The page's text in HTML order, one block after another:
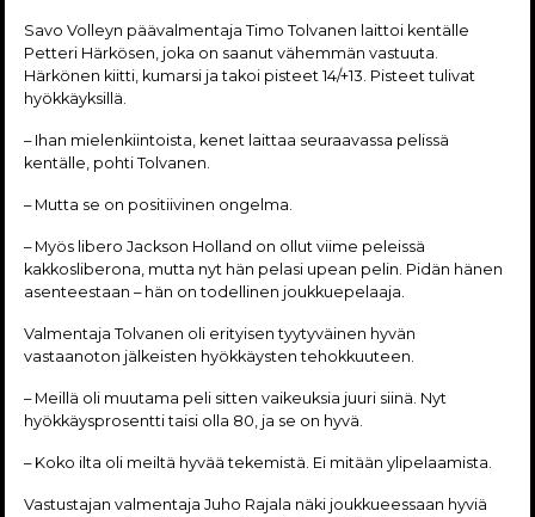
Savo Volleyn päävalmentaja Timo Tolvanen laittoi kentälle
Petteri Härkösen, joka on saanut vähemmän vastuuta.
Härkönen kiitti, kumarsi ja takoi pisteet 14/+13. Pisteet tulivat
hyökkäyksillä.
– Ihan mielenkiintoista, kenet laittaa seuraavassa pelissä
kentälle, pohti Tolvanen.
– Mutta se on positiivinen ongelma.
– Myös libero Jackson Holland on ollut viime peleissä
kakkosliberona, mutta nyt hän pelasi upean pelin. Pidän hänen
asenteestaan – hän on todellinen joukkuepelaaja.
Valmentaja Tolvanen oli erityisen tyytyväinen hyvän
vastaanoton jälkeisten hyökkäysten tehokkuuteen.
– Meillä oli muutama peli sitten vaikeuksia juuri siinä. Nyt
hyökkäysprosentti taisi olla 80, ja se on hyvä.
– Koko ilta oli meiltä hyvää tekemistä. Ei mitään ylipelaamista.
Vastustajan valmentaja Juho Rajala näki joukkueessaan hyviä